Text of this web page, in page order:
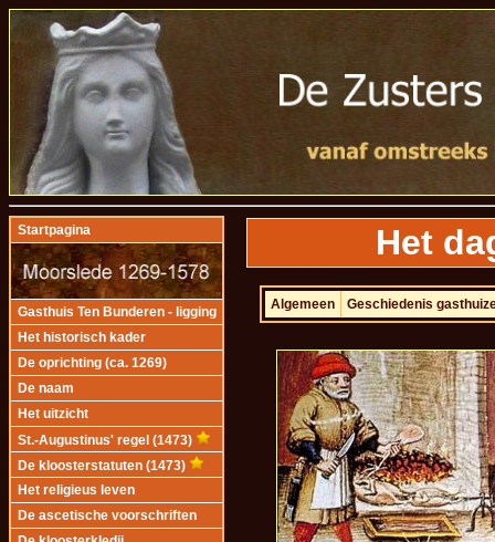
Startpagina
Gasthuis Ten Bunderen - ligging
Het historisch kader
De oprichting (ca. 1269)
De naam
Het uitzicht
St.-Augustinus' regel (1473)
De kloosterstatuten (1473)
Het religieus leven
De ascetische voorschriften
Het
Algemeen Geschiedenis